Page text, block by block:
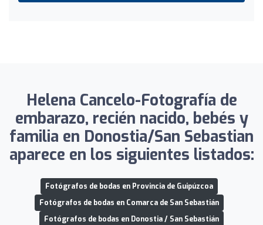
Helena Cancelo-Fotografía de
embarazo, recién nacido, bebés y
familia en Donostia/San Sebastian
aparece en los siguientes listados:
Fotógrafos de bodas en Provincia de Guipúzcoa
Fotógrafos de bodas en Comarca de San Sebastián
Fotógrafos de bodas en Donostia / San Sebastián